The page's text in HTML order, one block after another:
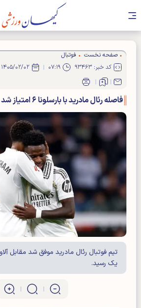
صفحه نخست
فوتبال
کد خبر: ۹۳۴۶۳
۰۷:۱۹ ۱۴۰۵/۰۲/۰۲
فاصله رئال مادرید با بارسلونا ۶ امتیاز شد
یک رسید.